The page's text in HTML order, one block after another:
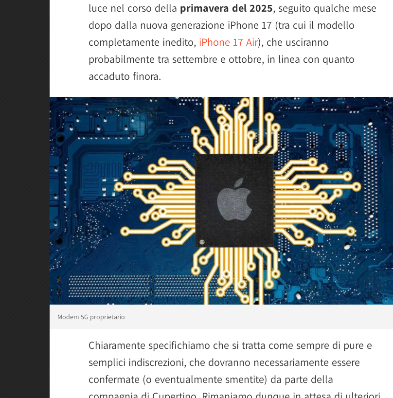
luce nel corso della primavera del 2025, seguito qualche mese
dopo dalla nuova generazione iPhone 17 (tra cui il modello
completamente inedito, iPhone 17 Air), che usciranno
probabilmente tra settembre e ottobre, in linea con quanto
accaduto finora.
Modem 5G proprietario
Chiaramente specifichiamo che si tratta come sempre di pure e
semplici indiscrezioni, che dovranno necessariamente essere
confermate (o eventualmente smentite) da parte della